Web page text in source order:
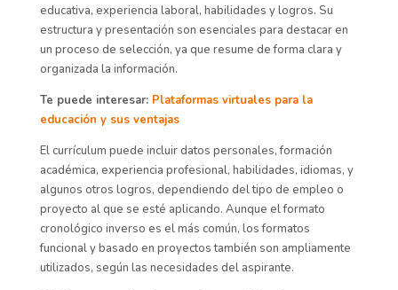
educativa, experiencia laboral, habilidades y logros. Su
estructura y presentación son esenciales para destacar en
un proceso de selección, ya que resume de forma clara y
organizada la información.
Te puede interesar: Plataformas virtuales para la
educación y sus ventajas
El currículum puede incluir datos personales, formación
académica, experiencia profesional, habilidades, idiomas, y
algunos otros logros, dependiendo del tipo de empleo o
proyecto al que se esté aplicando. Aunque el formato
cronológico inverso es el más común, los formatos
funcional y basado en proyectos también son ampliamente
utilizados, según las necesidades del aspirante.